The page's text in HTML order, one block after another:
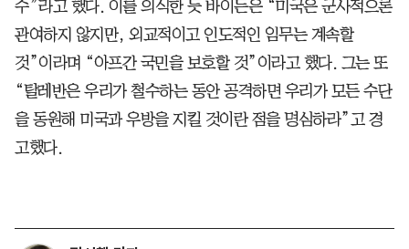
수”라고 했다. 이를 의식한 듯 바이든은 “미국은 군사적으론
관여하지 않지만, 외교적이고 인도적인 임무는 계속할
것”이라며 “아프간 국민을 보호할 것”이라고 했다. 그는 또
“탈레반은 우리가 철수하는 동안 공격하면 우리가 모든 수단
을 동원해 미국과 우방을 지킬 것이란 점을 명심하라”고 경
고했다.